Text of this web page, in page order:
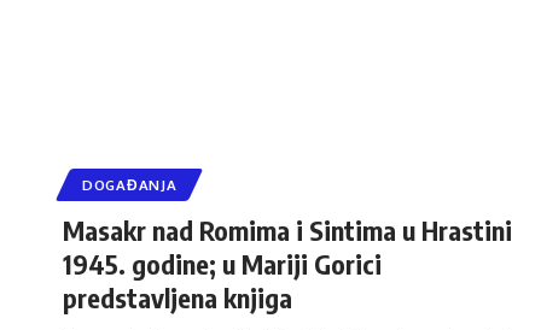
DOGAĐANJA
Masakr nad Romima i Sintima u Hrastini
1945. godine; u Mariji Gorici
predstavljena knjiga